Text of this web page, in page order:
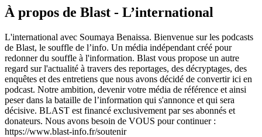
À propos de Blast - L’international
L'international avec Soumaya Benaissa. Bienvenue sur les podcasts
de Blast, le souffle de l’info. Un média indépendant créé pour
redonner du souffle à l'information. Blast vous propose un autre
regard sur l'actualité à travers des reportages, des décryptages, des
enquêtes et des entretiens que nous avons décidé de convertir ici en
podcast. Notre ambition, devenir votre média de référence et ainsi
peser dans la bataille de l’information qui s'annonce et qui sera
décisive. BLAST est financé exclusivement par ses abonnés et
donateurs. Nous avons besoin de VOUS pour continuer :
https://www.blast-info.fr/soutenir